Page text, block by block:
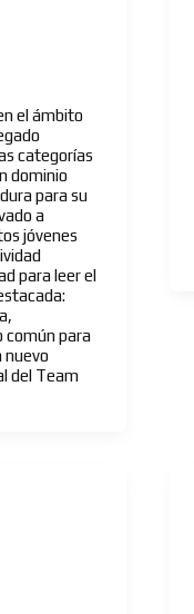
el ámbito
categorías
dominio
para su
a
jóvenes
para leer el
común para
nuevo
del Team